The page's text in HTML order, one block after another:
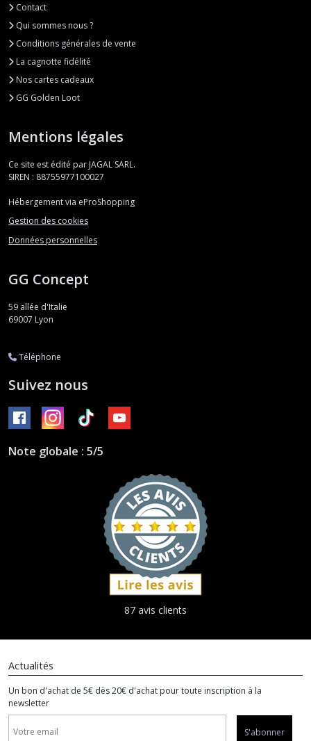
Contact
Qui sommes nous ?
Conditions générales de vente
La cagnotte fidélité
Nos cartes cadeaux
GG Golden Loot
Mentions légales
Ce site est édité par JAGAL SARL.
SIREN : 88755977100027
Hébergement via eProShopping
Gestion des cookies
Données personnelles
GG Concept
59 allée d'Italie
69007 Lyon
Téléphone
Suivez nous
Note globale : 5/5
87 avis clients
Actualités
Un bon d'achat de 5€ dès 20€ d'achat pour toute inscription à la
newsletter
S'abonner